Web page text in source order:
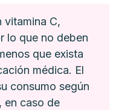
vitamina C,
lo que no deben
que exista
médica. El
consumo según
en caso de